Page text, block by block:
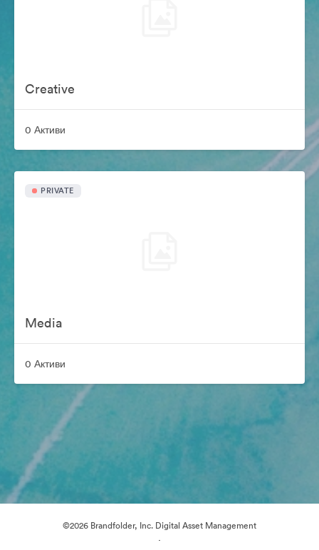
Creative
0 Активи
PRIVATE
Media
0 Активи
©2026 Brandfolder, Inc. Digital Asset Management
·